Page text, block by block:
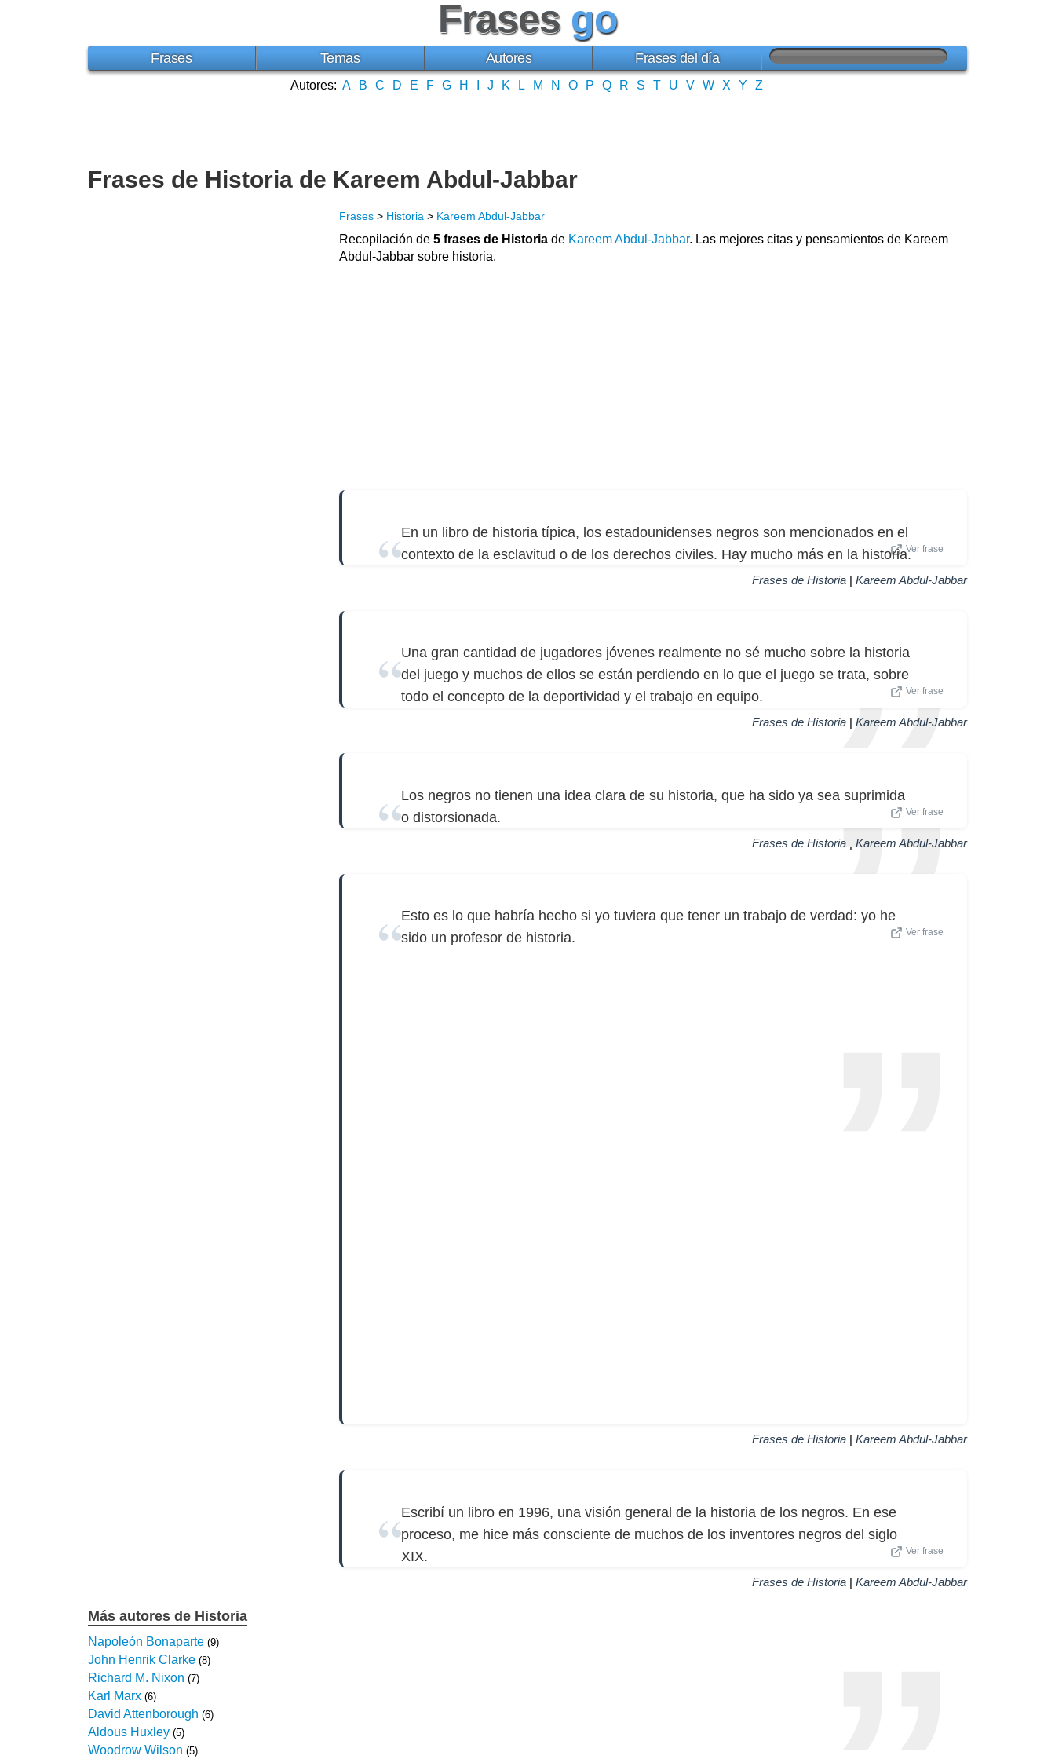
Frases go
Frases Temas Autores Frases del día
Autores: A B C D E F G H J K L M N O P Q R S T U V W X Y Z
Frases de Historia de Kareem Abdul-Jabbar
Frases > Historia > Kareem Abdul-Jabbar
Recopilación de 5 frases de Historia de Kareem Abdul-Jabbar. Las mejores citas y pensamientos de Kareem
Abdul-Jabbar sobre historia.
En un libro de historia típica, los estadounidenses negros son mencionados en el
contexto de la esclavitud o de los derechos civiles. Hay mucho más en la historia.Ver frase
Frases de Historia | Kareem Abdul-Jabbar
Una gran cantidad de jugadores jóvenes realmente no sé mucho sobre la historia
del juego y muchos de ellos se están perdiendo en lo que el juego se trata, sobre
todo el concepto de la deportividad y el trabajo en equipo.
Ver frase
Frases de Historia | Kareem Abdul-Jabbar
Los negros no tienen una idea clara de su historia, que ha sido ya sea suprimida
o distorsionada.
Ver frase
Frases de Historia Kareem Abdul-Jabbar
Esto es lo que habría hecho si yo tuviera que tener un trabajo de verdad: yo he
sido un profesor de historia.
Ver frase
Frases de Historia | Kareem Abdul-Jabbar
Escribí un libro en 1996, una visión general de la historia de los negros. En ese
proceso, me hice más consciente de muchos de los inventores negros del siglo
XIX.
Ver frase
Frases de Historia | Kareem Abdul-Jabbar
Más autores de Historia
Napoleón Bonaparte (9)
John Henrik Clarke (8)
Richard M. Nixon (7)
Karl Marx (6)
David Attenborough (6)
Aldous Huxley (5)
Woodrow Wilson (5)